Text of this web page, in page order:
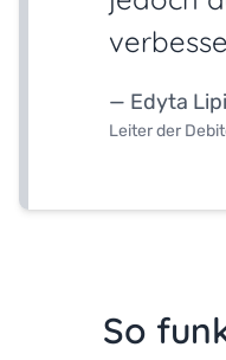
— Edyta
Leiter der
So